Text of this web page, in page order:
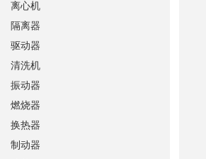
离心机
隔离器
驱动器
清洗机
振动器
燃烧器
换热器
制动器